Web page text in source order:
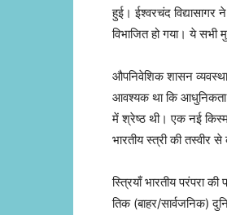
हुई। ईश्वरचंद
विभाजित हो गया। ये सभी
औपनिवेशिक शासन व्यवस्था
आवश्यक था कि आधुनिकता
में श्रेष्ठ थी। एक नई किस्म
भारतीय स्त्री की तस्वीर
स्त्रियाँ भारतीय परंपरा
तिक (बाहर/सार्वजनिक)